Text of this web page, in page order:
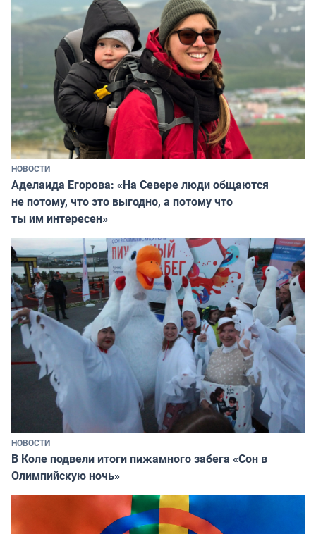
НОВОСТИ
Аделаида Егорова: «На Севере люди общаются
не потому, что это выгодно, а потому что
ты им интересен»
НОВОСТИ
В Коле подвели итоги пижамного забега «Сон в
Олимпийскую ночь»